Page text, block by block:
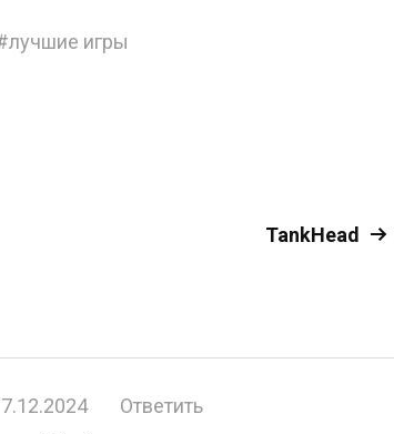
лучшие игры
TankHead
Ответить